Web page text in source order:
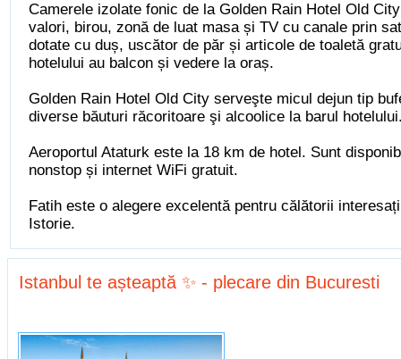
Camerele izolate fonic de la Golden Rain Hotel Old
valori, birou, zonă de luat masa și TV cu canale prin
dotate cu duș, uscător de păr și articole de toaletă
hotelului au balcon și vedere la oraș.
Golden Rain Hotel Old City serveşte micul dejun tip
diverse băuturi răcoritoare şi alcoolice la barul
Aeroportul Ataturk este la 18 km de hotel. Sunt
nonstop și internet WiFi gratuit.
Fatih este o alegere excelentă pentru călătorii
Istorie.
Istanbul te așteaptă ✨ - plecare din Bucuresti